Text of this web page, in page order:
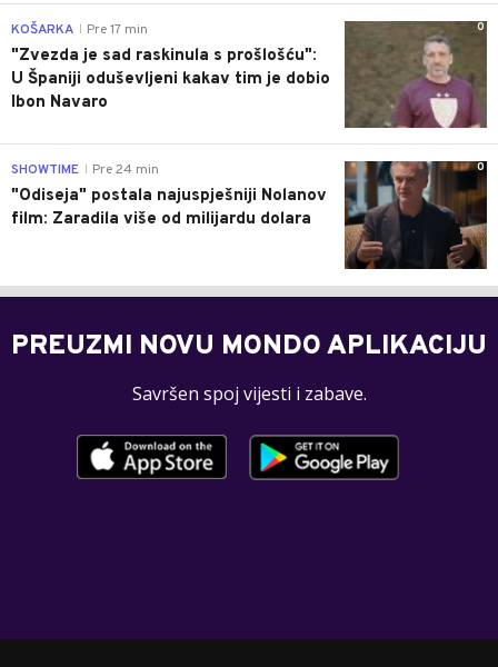
0
KOŠARKA Pre 17 min
"Zvezda je sad raskinula s prošlošću":
U Španiji oduševljeni kakav tim je dobio
Ibon Navaro
0
SHOWTIME Pre 24 min
"Odiseja" postala najuspješniji Nolanov
film: Zaradila više od milijardu dolara
PREUZMI NOVU MONDO APLIKACIJU
Savršen spoj vijesti i zabave.